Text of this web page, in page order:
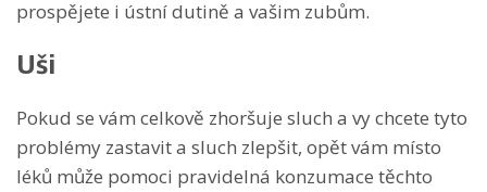
prospějete i ústní dutině a vašim zubům.
Uši
Pokud se vám celkově zhoršuje sluch a vy chcete tyto
problémy zastavit a sluch zlepšit, opět vám místo
léků může pomoci pravidelná konzumace těchto